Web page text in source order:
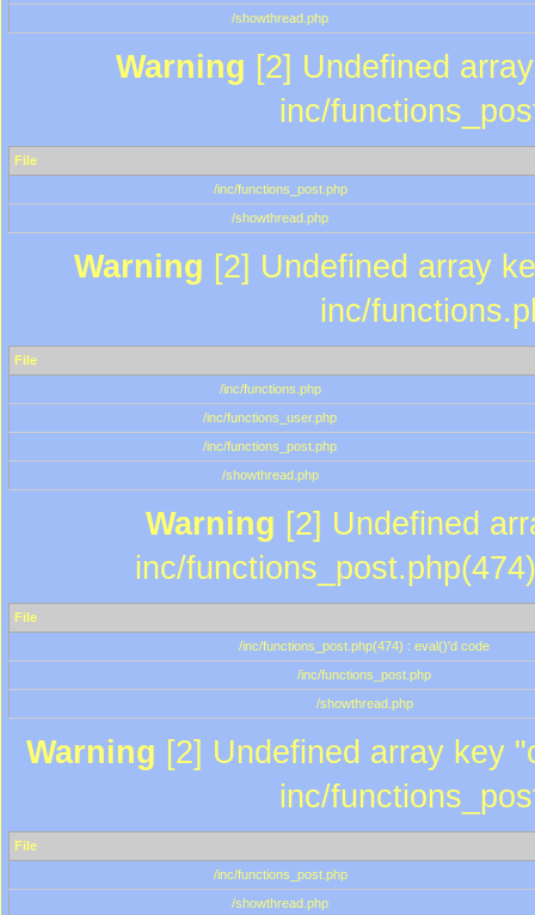
/showthread.php
Warning [2] Undefined
inc/
File
/inc/functions_post.php
/showthread.php
Warning [2] Undefined array
inc/
File
/inc/functions.php
/inc/functions_user.php
/inc/functions_post.php
/showthread.php
Warning [2] Undefined
inc/
File
/inc/functions_post.php(474) : eval()'d code
/inc/functions_post.php
/showthread.php
Warning [2] Undefined array key
inc/
File
/inc/functions_post.php
/showthread.php